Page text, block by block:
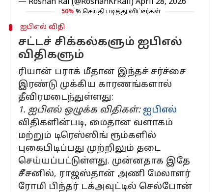
— Roshan Rai (@RoshanKrRaii) April 28, 2026
50% % செய்தி படித்து விட்டீர்கள்
ஐபிஎல் விதி
சட்டச் சிக்கல்களும் ஐபிஎல்
விதிகளும்
ரியான் பராக் மீதான இந்தச் சர்ச்சை
இரண்டு முக்கிய காரணங்களால்
தீவிரமடைந்துள்ளது:
1. ஐபிஎல் ஒழுக்க விதிகள்: ஐபிஎல்
விதிகளின்படி, மைதான வளாகம்
மற்றும் டிரெஸ்ஸிங் ரூம்களில்
புகைபிடிப்பது முற்றிலும் தடை
செய்யப்பட்டுள்ளது. முன்னதாக இதே
சீசனில், ராஜஸ்தான் அணி மேலாளர்
ரோமி பிந்தர் டக்அவுட்டில் செல்போன்